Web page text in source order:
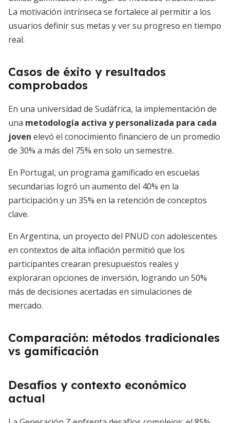
La motivación intrínseca se fortalece al permitir a los
usuarios definir sus metas y ver su progreso en tiempo
real.
Casos de éxito y resultados
comprobados
En una universidad de Sudáfrica, la implementación de
una metodología activa y personalizada para cada
joven elevó el conocimiento financiero de un promedio
de 30% a más del 75% en solo un semestre.
En Portugal, un programa gamificado en escuelas
secundarias logró un aumento del 40% en la
participación y un 35% en la retención de conceptos
clave.
En Argentina, un proyecto del PNUD con adolescentes
en contextos de alta inflación permitió que los
participantes crearan presupuestos reales y
exploraran opciones de inversión, logrando un 50%
más de decisiones acertadas en simulaciones de
mercado.
Comparación: métodos tradicionales
vs gamificación
Desafíos y contexto económico
actual